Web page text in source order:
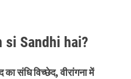
si Sandhi hai?
का संधि विच्छेद, वीरांगना में